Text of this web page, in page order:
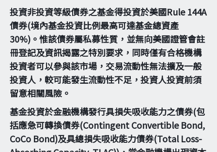
投資非投資等級債券之基金得投資於美國Rule 144A
債券(境內基金投資比例最高可達基金總資產
30%)。惟該債券屬私募性質，並無向美國證管會註
冊登記及資訊揭露之特別要求，同時僅有合格機構
投資者可以參與該市場，交易流動性無法擴及一般
投資人，較可能發生流動性不足，投資人投資前須
留意相關風險。
基金投資於金融機構發行具損失吸收能力之債券(包
括應急可轉換債券(Contingent Convertible Bond,
CoCo Bond)及具總損失吸收能力債券(Total Loss-